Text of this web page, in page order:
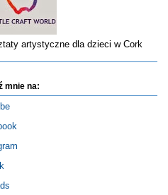
artystyczne dla dzieci w Cork
mnie na: